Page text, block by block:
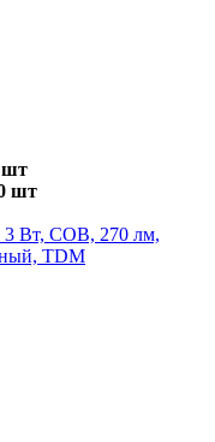
шт
шт
Вт, COB, 270 лм,
TDM